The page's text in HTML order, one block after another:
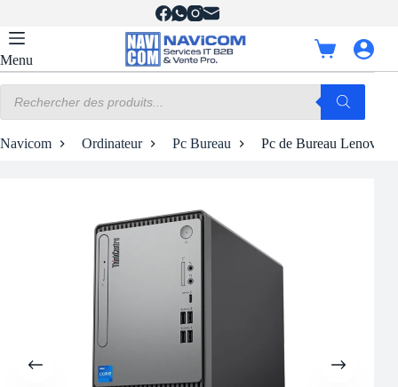
contenu
Menu
Panier
d’achat
produits
Navicom Ordinateur Pc Bureau Pc de Bureau Lenovo